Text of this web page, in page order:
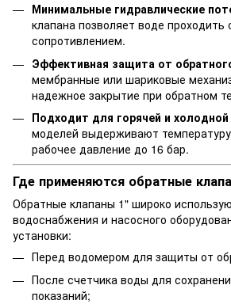
Минимальные гидравлические
клапана позволяет воде
сопротивлением.
Эффективная защита от
мембранные или шариковые
надежное закрытие при обратном
Подходит для горячей и
моделей выдерживают
рабочее давление до 16 бар.
Где применяются обратные
Обратные клапаны 1" широко
водоснабжения и насосного
установки:
Перед водомером для защиты от
После счетчика воды для
показаний;